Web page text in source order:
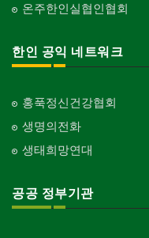
온주한인실협인협회
한인 공익 네트워크
홍푹정신건강협회
생명의전화
생태희망연대
공공 정부기관